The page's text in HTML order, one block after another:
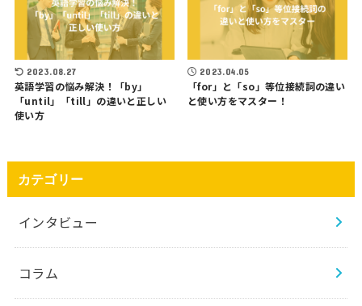
2023.08.27
英語学習の悩み解決！「by」
「until」「till」の違いと正しい
使い方
2023.04.05
「for」と「so」等位接続詞の違い
と使い方をマスター！
カテゴリー
インタビュー
コラム